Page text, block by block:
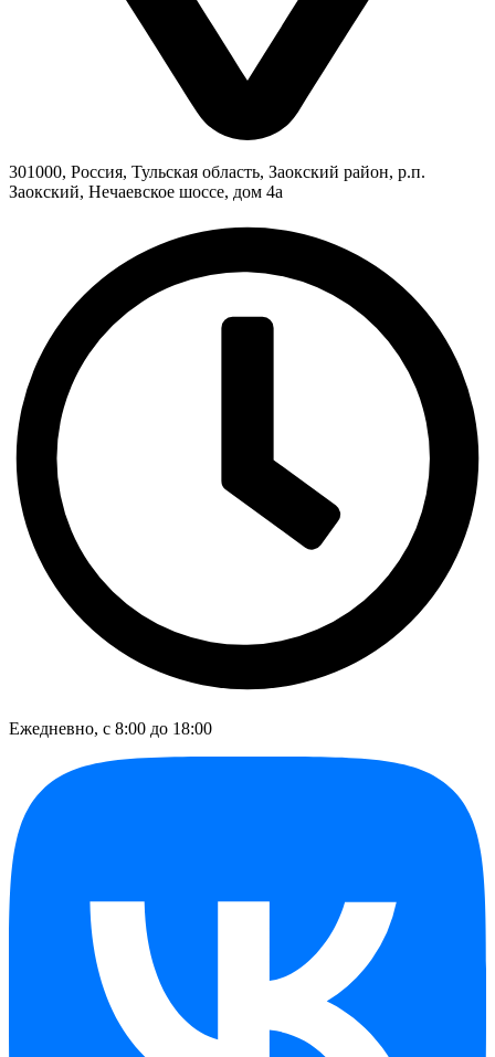
301000, Россия, Тульская область, Заокский район, р.п.
Заокский, Нечаевское шоссе, дом 4а
Ежедневно, с 8:00 до 18:00